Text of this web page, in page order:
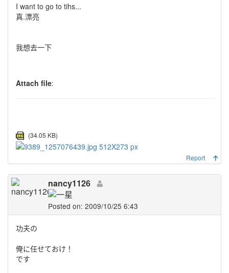
I want to go to tihs...
真.漂亮
我想去一下
Attach file:
(34.05 KB)
Report
nancy1126
Posted on: 2009/10/25 6:43
功夫の
俺に任せておけ！
です